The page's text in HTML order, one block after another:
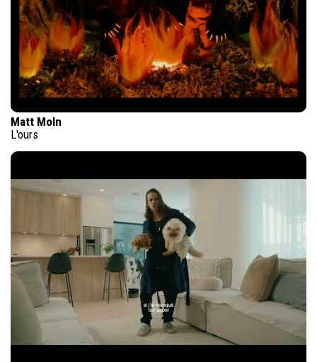
Matt Moln
L'ours